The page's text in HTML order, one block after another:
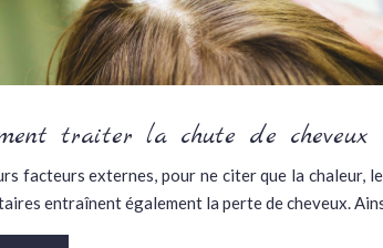
traiter la chute de cheveux
facteurs externes, pour ne citer que la chaleur,
entraînent également la perte de cheveux.